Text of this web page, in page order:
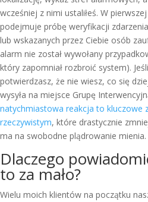
wcześniej z nimi ustaliłeś. W
podejmuje próbę weryfikacji
lub wskazanych przez Ciebie osób
alarm nie został wywołany
który zapomniał rozbroić system).
potwierdzasz, że nie wiesz, co się
wysyła na miejsce Grupę
natychmiastowa reakcja to kluczowe
rzeczywistym, które drastycznie
ma na swobodne plądrowanie mienia.
Dlaczego
to za mało?
Wielu moich klientów na początku